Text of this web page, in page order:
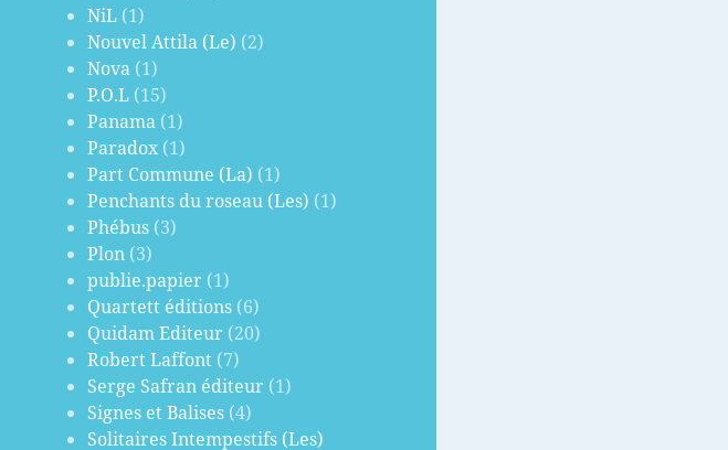
NiL (1)
Nouvel Attila (Le) (2)
Nova (1)
P.O.L (15)
Panama (1)
Paradox (1)
Part Commune (La) (1)
Penchants du roseau (Les) (1)
Phébus (3)
Plon (3)
publie.papier (1)
Quartett éditions (6)
Quidam Editeur (20)
Robert Laffont (7)
Serge Safran éditeur (1)
Signes et Balises (4)
Solitaires Intempestifs (Les)